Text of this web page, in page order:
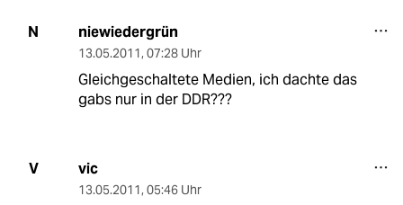
N niewiedergrün
13.05.2011, 07:28 Uhr
Gleichgeschaltete Medien, ich dachte das
gabs nur in der DDR???
V vic
13.05.2011, 05:46 Uhr